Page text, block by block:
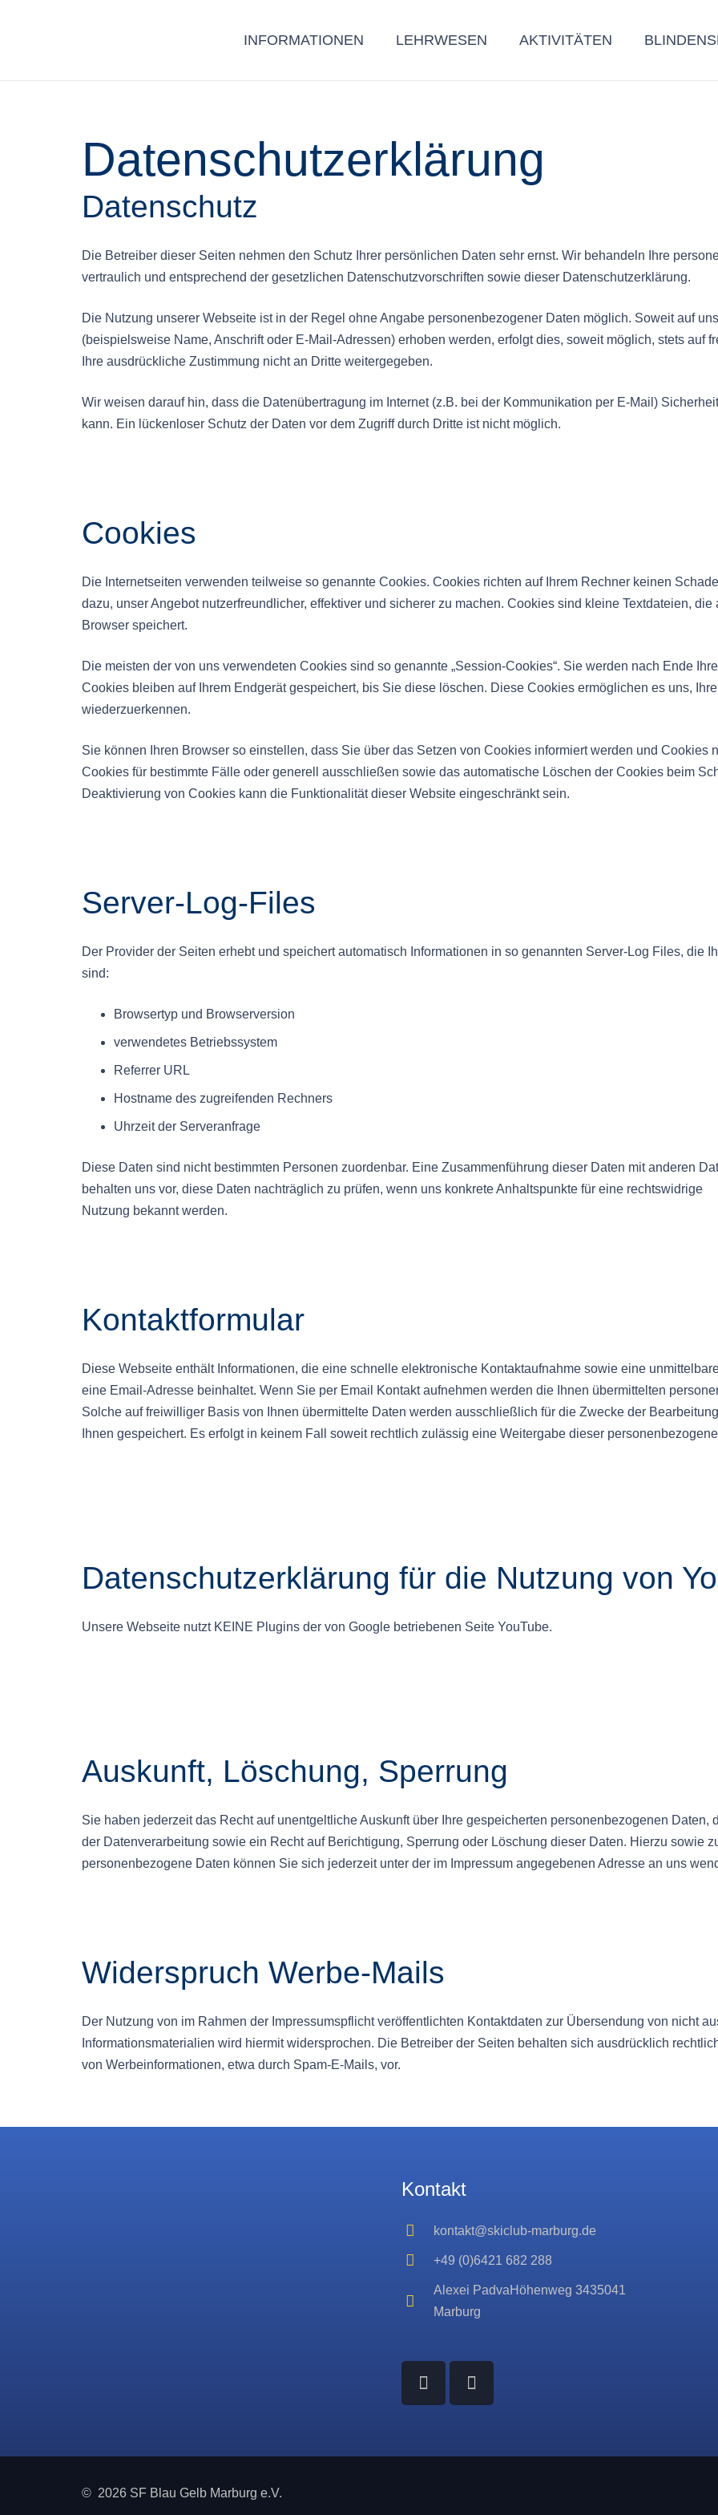
INFORMATIONEN LEHRWESEN AKTIVITÄTEN
Datenschutzerklärung
Datenschutz
Die Betreiber dieser Seiten nehmen den Schutz Ihrer persönlichen Daten sehr ernst. Wir behandeln Ihre
vertraulich und entsprechend der gesetzlichen Datenschutzvorschriften sowie dieser Datenschutzerklärung.
Die Nutzung unserer Webseite ist in der Regel ohne Angabe personenbezogener Daten möglich. Soweit auf
(beispielsweise Name, Anschrift oder E-Mail-Adressen) erhoben werden, erfolgt dies, soweit möglich, stets auf
Ihre ausdrückliche Zustimmung nicht an Dritte weitergegeben.
Wir weisen darauf hin, dass die Datenübertragung im Internet (z.B. bei der Kommunikation per E-Mail)
kann. Ein lückenloser Schutz der Daten vor dem Zugriff durch Dritte ist nicht möglich.
Cookies
Die Internetseiten verwenden teilweise so genannte Cookies. Cookies richten auf Ihrem Rechner keinen
dazu, unser Angebot nutzerfreundlicher, effektiver und sicherer zu machen. Cookies sind kleine Textdateien,
Browser speichert.
Die meisten der von uns verwendeten Cookies sind so genannte „Session-Cookies“. Sie werden nach Ende
Cookies bleiben auf Ihrem Endgerät gespeichert, bis Sie diese löschen. Diese Cookies ermöglichen es uns,
wiederzuerkennen.
Sie können Ihren Browser so einstellen, dass Sie über das Setzen von Cookies informiert werden und Cookies
Cookies für bestimmte Fälle oder generell ausschließen sowie das automatische Löschen der Cookies beim
Deaktivierung von Cookies kann die Funktionalität dieser Website eingeschränkt sein.
Server-Log-Files
Der Provider der Seiten erhebt und speichert automatisch Informationen in so genannten Server-Log Files, die
sind:
Browsertyp und Browserversion
verwendetes Betriebssystem
Referrer URL
Hostname des zugreifenden Rechners
Uhrzeit der Serveranfrage
Diese Daten sind nicht bestimmten Personen zuordenbar. Eine Zusammenführung dieser Daten mit anderen
behalten uns vor, diese Daten nachträglich zu prüfen, wenn uns konkrete Anhaltspunkte für eine rechtswidrige
Nutzung bekannt werden.
Kontaktformular
Diese Webseite enthält Informationen, die eine schnelle elektronische Kontaktaufnahme sowie eine
eine Email-Adresse beinhaltet. Wenn Sie per Email Kontakt aufnehmen werden die Ihnen übermittelten
Solche auf freiwilliger Basis von Ihnen übermittelte Daten werden ausschließlich für die Zwecke der
Ihnen gespeichert. Es erfolgt in keinem Fall soweit rechtlich zulässig eine Weitergabe dieser
Datenschutzerklärung für die Nutzung von
Unsere Webseite nutzt KEINE Plugins der von Google betriebenen Seite YouTube.
Auskunft, Löschung, Sperrung
Sie haben jederzeit das Recht auf unentgeltliche Auskunft über Ihre gespeicherten personenbezogenen Daten,
der Datenverarbeitung sowie ein Recht auf Berichtigung, Sperrung oder Löschung dieser Daten. Hierzu sowie
personenbezogene Daten können Sie sich jederzeit unter der im Impressum angegebenen Adresse an uns
Widerspruch Werbe-Mails
Der Nutzung von im Rahmen der Impressumspflicht veröffentlichten Kontaktdaten zur Übersendung von nicht
Informationsmaterialien wird hiermit widersprochen. Die Betreiber der Seiten behalten sich ausdrücklich
von Werbeinformationen, etwa durch Spam-E-Mails, vor.
Kontakt
kontakt@skiclub-marburg.de
+49 (0)6421 682 288
Alexei PadvaHöhenweg 3435041
Marburg
© 2026 SF Blau Gelb Marburg e.V.